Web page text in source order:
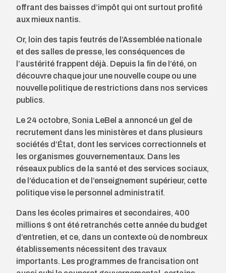
offrant des baisses d’impôt qui ont surtout profité
aux mieux nantis.
Or, loin des tapis feutrés de l’Assemblée nationale
et des salles de presse, les conséquences de
l’austérité frappent déjà. Depuis la fin de l’été, on
découvre chaque jour une nouvelle coupe ou une
nouvelle politique de restrictions dans nos services
publics.
Le 24 octobre, Sonia LeBel a annoncé un gel de
recrutement dans les ministères et dans plusieurs
sociétés d’État, dont les services correctionnels et
les organismes gouvernementaux. Dans les
réseaux publics de la santé et des services sociaux,
de l’éducation et de l’enseignement supérieur, cette
politique vise le personnel administratif.
Dans les écoles primaires et secondaires, 400
millions $ ont été retranchés cette année du budget
d’entretien, et ce, dans un contexte où de nombreux
établissements nécessitent des travaux
importants. Les programmes de francisation ont